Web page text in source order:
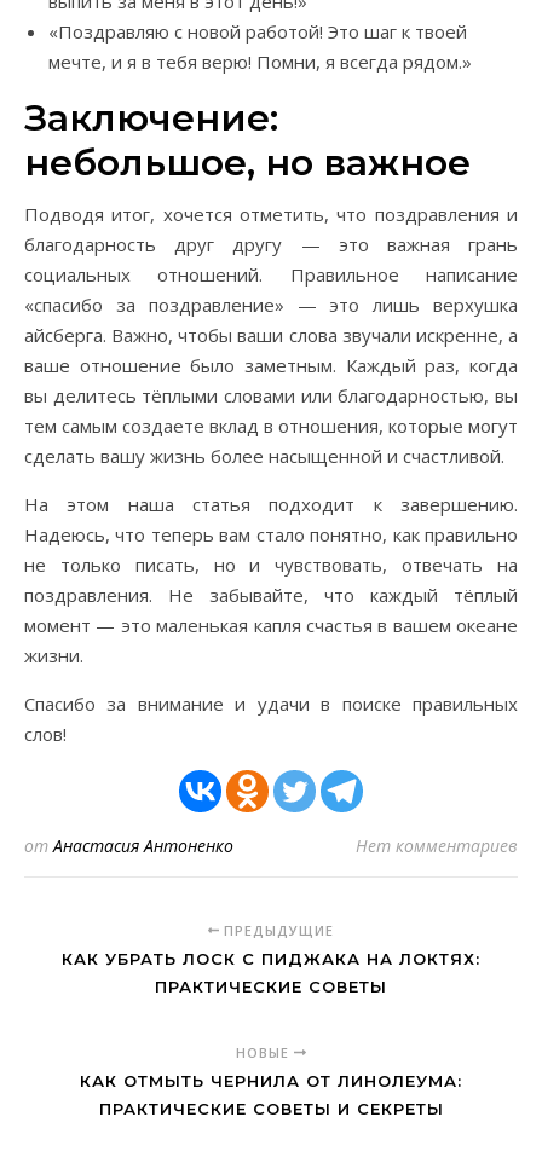
«Поздравляю с новой работой! Это шаг к твоей
мечте, и я в тебя верю! Помни, я всегда рядом.»
Заключение:
небольшое, но важное
Подводя итог, хочется отметить, что поздравления и
благодарность друг другу — это важная грань
социальных отношений. Правильное написание
«спасибо за поздравление» — это лишь верхушка
айсберга. Важно, чтобы ваши слова звучали искренне, а
ваше отношение было заметным. Каждый раз, когда
вы делитесь тёплыми словами или благодарностью, вы
тем самым создаете вклад в отношения, которые могут
сделать вашу жизнь более насыщенной и счастливой.
На этом наша статья подходит к завершению.
Надеюсь, что теперь вам стало понятно, как правильно
не только писать, но и чувствовать, отвечать на
поздравления. Не забывайте, что каждый тёплый
момент — это маленькая капля счастья в вашем океане
жизни.
Спасибо за внимание и удачи в поиске правильных
слов!
отАнастасия Антоненко Нет комментариев
ПРЕДЫДУЩИЕ
КАК УБРАТЬ ЛОСК С ПИДЖАКА НА ЛОКТЯХ:
ПРАКТИЧЕСКИЕ СОВЕТЫ
НОВЫЕ
КАК ОТМЫТЬ ЧЕРНИЛА ОТ ЛИНОЛЕУМА:
ПРАКТИЧЕСКИЕ СОВЕТЫ И СЕКРЕТЫ